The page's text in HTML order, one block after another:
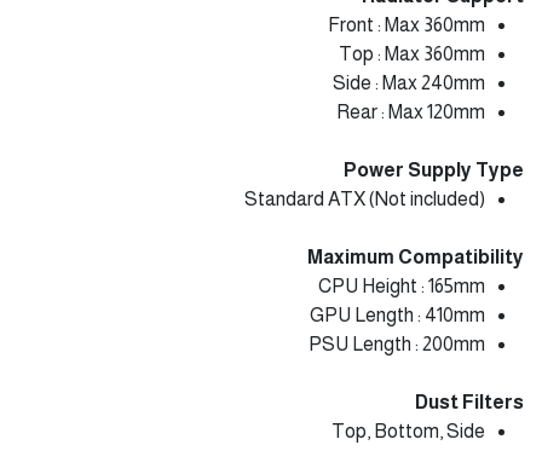
Front : Max 360mm
Top : Max 360mm
Side : Max 240mm
Rear : Max 120mm
Power Supply Type
Standard ATX (Not included)
Maximum Compatibility
CPU Height : 165mm
GPU Length : 410mm
PSU Length : 200mm
Dust Filters
Top, Bottom, Side